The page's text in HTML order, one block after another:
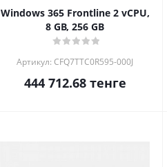
Windows 365 Frontline 2 vCPU,
8 GB, 256 GB
Артикул: CFQ7TTC0R595-000J
444 712.68тенге